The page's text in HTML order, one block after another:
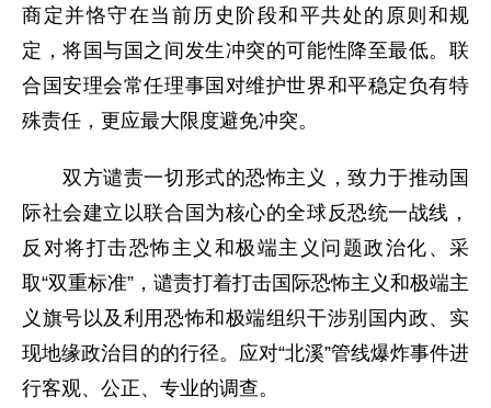
商定并恪守在当前历史阶段和平共处的原则和规
定，将国与国之间发生冲突的可能性降至最低。联
合国安理会常任理事国对维护世界和平稳定负有特
殊责任，更应最大限度避免冲突。
双方谴责一切形式的恐怖主义，致力于推动国
际社会建立以联合国为核心的全球反恐统一战线，
反对将打击恐怖主义和极端主义问题政治化、采
取“双重标准”，谴责打着打击国际恐怖主义和极端主
义旗号以及利用恐怖和极端组织干涉别国内政、实
现地缘政治目的的行径。应对“北溪”管线爆炸事件进
行客观、公正、专业的调查。